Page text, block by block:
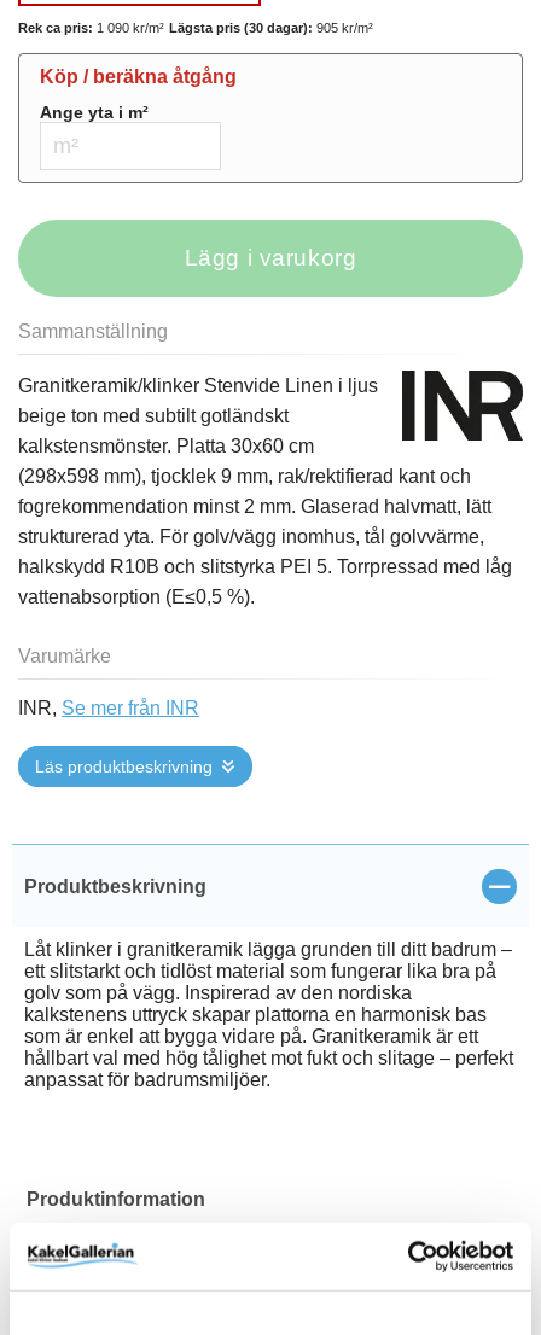
Rek ca pris: 1 090 kr/m² Lägsta pris (30 dagar): 905 kr/m²
Köp / beräkna åtgång
Ange yta i m²
Lägg i varukorg
Sammanställning
Granitkeramik/klinker Stenvide Linen i ljus
beige ton med subtilt gotländskt
kalkstensmönster. Platta 30x60 cm
(298x598 mm), tjocklek 9 mm, rak/rektifierad kant och
fogrekommendation minst 2 mm. Glaserad halvmatt, lätt
strukturerad yta. För golv/vägg inomhus, tål golvvärme,
halkskydd R10B och slitstyrka PEI 5. Torrpressad med låg
vattenabsorption (E≤0,5 %).
Varumärke
INR, Se mer från INR
Läs produktbeskrivning
Produktbeskrivning Stäng
Låt klinker i granitkeramik lägga grunden till ditt badrum –
ett slitstarkt och tidlöst material som fungerar lika bra på
golv som på vägg. Inspirerad av den nordiska
kalkstenens uttryck skapar plattorna en harmonisk bas
som är enkel att bygga vidare på. Granitkeramik är ett
hållbart val med hög tålighet mot fukt och slitage – perfekt
anpassat för badrumsmiljöer.
Produktinformation
Användningsområde
Lämplig för alla ytor inomhus i